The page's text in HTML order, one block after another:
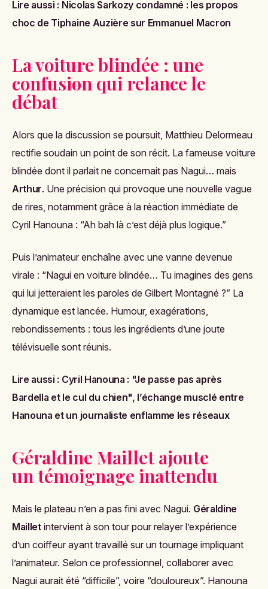
Lire aussi : Nicolas Sarkozy condamné : les propos
choc de Tiphaine Auzière sur Emmanuel Macron
La voiture blindée : une
confusion qui relance le
débat
Alors que la discussion se poursuit, Matthieu Delormeau
rectifie soudain un point de son récit. La fameuse voiture
blindée dont il parlait ne concernait pas Nagui… mais
Arthur. Une précision qui provoque une nouvelle vague
de rires, notamment grâce à la réaction immédiate de
Cyril Hanouna : “Ah bah là c’est déjà plus logique.”
Puis l’animateur enchaîne avec une vanne devenue
virale : “Nagui en voiture blindée… Tu imagines des gens
qui lui jetteraient les paroles de Gilbert Montagné ?” La
dynamique est lancée. Humour, exagérations,
rebondissements : tous les ingrédients d’une joute
télévisuelle sont réunis.
Lire aussi : Cyril Hanouna : "Je passe pas après
Bardella et le cul du chien", l’échange musclé entre
Hanouna et un journaliste enflamme les réseaux
Géraldine Maillet ajoute
un témoignage inattendu
Mais le plateau n’en a pas fini avec Nagui. Géraldine
Mailletintervient à son tour pour relayer l’expérience
d’un coiffeur ayant travaillé sur un tournage impliquant
l’animateur. Selon ce professionnel, collaborer avec
Nagui aurait été “difficile”, voire “douloureux”. Hanouna